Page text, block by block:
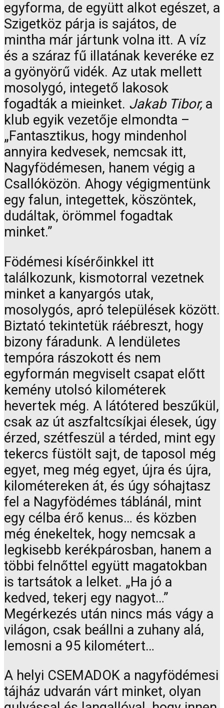
egyforma, de együtt alkot egészet, a
Szigetköz párja is sajátos, de
mintha már jártunk volna itt. A víz
és a száraz fű illatának keveréke ez
a gyönyörű vidék. Az utak mellett
mosolygó, integető lakosok
fogadták a mieinket. Jakab Tibor,a
klub egyik vezetője elmondta –
„Fantasztikus, hogy mindenhol
annyira kedvesek, nemcsak itt,
Nagyfödémesen, hanem végig a
Csallóközön. Ahogy végigmentünk
egy falun, integettek, köszöntek,
dudáltak, örömmel fogadtak
minket.”
Födémesi kísérőinkkel itt
találkozunk, kismotorral vezetnek
minket a kanyargós utak,
mosolygós, apró települések között.
Biztató tekintetük ráébreszt, hogy
bizony fáradunk. A lendületes
tempóra rászokott és nem
egyformán megviselt csapat előtt
kemény utolsó kilométerek
hevertek még. A látótered beszűkül,
csak az út aszfaltcsíkjai élesek, úgy
érzed, szétfeszül a térded, mint egy
tekercs füstölt sajt, de taposol még
egyet, meg még egyet, újra és újra,
kilométereken át, és úgy sóhajtasz
fel a Nagyfödémes táblánál, mint
egy célba érő kenus… és közben
még énekeltek, hogy nemcsak a
legkisebb kerékpárosban, hanem a
többi felnőttel együtt magatokban
is tartsátok a lelket. „Ha jó a
kedved, tekerj egy nagyot…”
Megérkezés után nincs más vágy a
világon, csak beállni a zuhany alá,
lemosni a 95 kilométert…
A helyi CSEMADOK a nagyfödémesi
tájház udvarán várt minket, olyan